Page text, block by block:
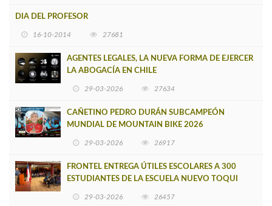
DIA DEL PROFESOR
16-10-2014 27681
AGENTES LEGALES, LA NUEVA FORMA DE EJERCER
LA ABOGACÍA EN CHILE
29-03-2026 27634
CAÑETINO PEDRO DURÁN SUBCAMPEÓN
MUNDIAL DE MOUNTAIN BIKE 2026
29-03-2026 26917
FRONTEL ENTREGA ÚTILES ESCOLARES A 300
ESTUDIANTES DE LA ESCUELA NUEVO TOQUI
29-03-2026 26457